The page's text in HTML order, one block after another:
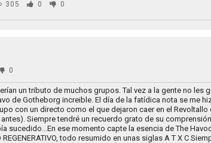
305 0 0
0
un tributo de muchos grupos. Tal vez a la gente no les
de Gotheborg increible. El día de la fatídica nota se me
con un directo como el que dejaron caer en el Revoltallo
Siempre tendré un recuerdo grato de su
sucedido...En ese momento capte la esencia de The
todo resumido en unas siglas A T X C